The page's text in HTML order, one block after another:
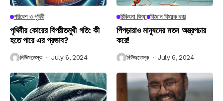
পরিবেশ ও পৃথিবী
পৃথিবীর কোরের বিপরীতমুখী গতি: কী
হতে পারে এর প্রভাব?
নিউজডেস্ক July 6, 2024
চিকিৎসা বিদ্যা বিজ্ঞান বিষয়ক খবর
পিঁপড়ারাও মানুষদের মতন অস্ত্রপচার
করে!
নিউজডেস্ক July 6, 2024